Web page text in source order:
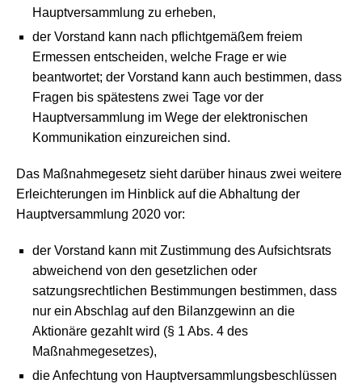
Hauptversammlung zu erheben,
der Vorstand kann nach pflichtgemäßem freiem
Ermessen entscheiden, welche Frage er wie
beantwortet; der Vorstand kann auch bestimmen, dass
Fragen bis spätestens zwei Tage vor der
Hauptversammlung im Wege der elektronischen
Kommunikation einzureichen sind.
Das Maßnahmegesetz sieht darüber hinaus zwei weitere
Erleichterungen im Hinblick auf die Abhaltung der
Hauptversammlung 2020 vor:
der Vorstand kann mit Zustimmung des Aufsichtsrats
abweichend von den gesetzlichen oder
satzungsrechtlichen Bestimmungen bestimmen, dass
nur ein Abschlag auf den Bilanzgewinn an die
Aktionäre gezahlt wird (§ 1 Abs. 4 des
Maßnahmegesetzes),
die Anfechtung von Hauptversammlungsbeschlüssen